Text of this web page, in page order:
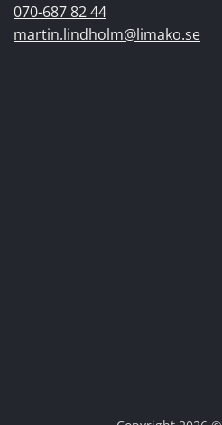
070-687 82 44
martin.lindholm@limako.se